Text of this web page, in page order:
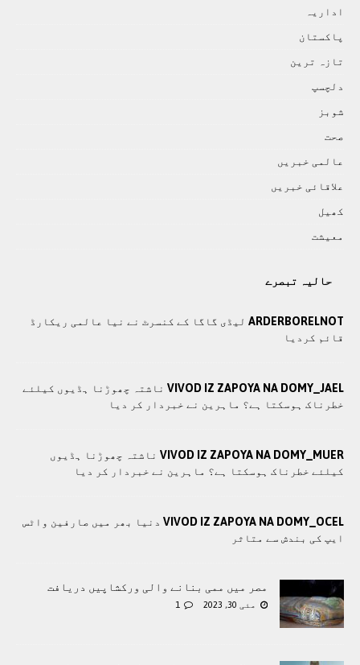
اداريہ
پاکستان
تازہ ترين
دلچسپ
شوبز
صحت
عالمی خبريں
علاقائی خبريں
کھيل
معيشت
حالیہ تبصرے
ARDERBORELNOT لیڈی گاگا کے کنسرٹ نے نیا عالمی ریکارڈ
قائم کردیا
VIVOD IZ ZAPOYA NA DOMY_JAEL ناشتہ چھوڑنا ہڈیوں کیلئے
خطرناک ہوسکتا ہے؟ ماہرین نے خبردار کر دیا
VIVOD IZ ZAPOYA NA DOMY_MUER ناشتہ چھوڑنا ہڈیوں
کیلئے خطرناک ہوسکتا ہے؟ ماہرین نے خبردار کر دیا
VIVOD IZ ZAPOYA NA DOMY_OCEL دنیا بھر میں صارفین واٹس
ایپ کی بندش سے متاثر
مصر میں ممی بنانے والی ورکشاپیں دریافت
مئی 30, 2023 1